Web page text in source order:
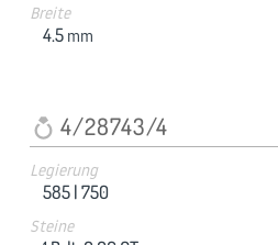
Breite
4.5 mm
4/28743/4
Legierung
585 |750
Steine